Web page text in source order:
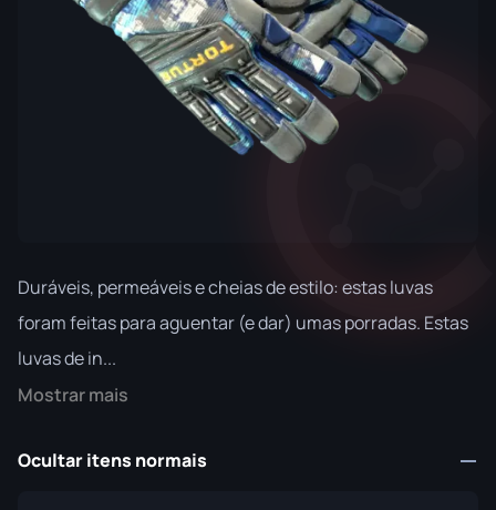
Duráveis, permeáveis e cheias de estilo: estas luvas
foram feitas para aguentar (e dar) umas porradas. Estas
luvas de in...
Mostrar mais
Ocultar itens normais